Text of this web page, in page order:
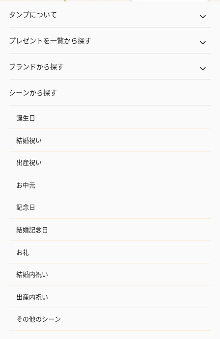
タンプについて
プレゼントを一覧から探す
ブランドから探す
シーンから探す
誕生日
結婚祝い
出産祝い
お中元
記念日
結婚記念日
お礼
結婚内祝い
出産内祝い
その他のシーン